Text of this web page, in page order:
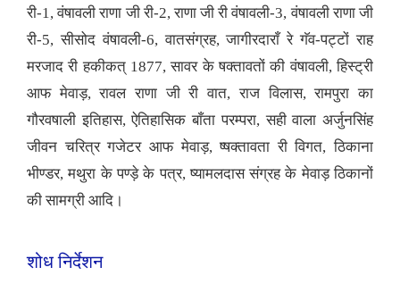
री-1, वंषावली राणा जी री-2, राणा जी री वंषावली-3, वंषावली राणा जी
री-5, सीसोद वंषावली-6, वातसंग्रह, जागीरदाराँ रे गॅव-पट्टों राह
मरजाद री हकीकत् 1877, सावर के षक्तावतों की वंषावली, हिस्ट्री
आफ मेवाड़, रावल राणा जी री वात, राज विलास, रामपुरा का
गौरवषाली इतिहास, ऐतिहासिक बाँता परम्परा, सही वाला अर्जुनसिंह
जीवन चरित्र गजेटर आफ मेवाड़, ष्षक्तावता री विगत, ठिकाना
भीण्डर, मथुरा के पण्ड़े के पत्र, ष्यामलदास संग्रह के मेवाड़ ठिकानों
की सामग्री आदि।
शोध निर्देशन